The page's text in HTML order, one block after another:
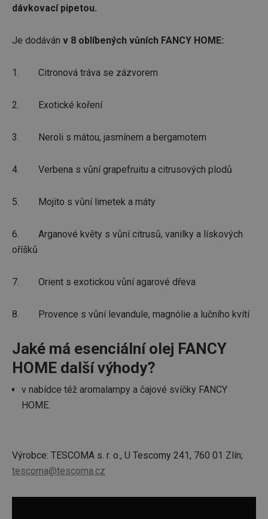
dávkovací pipetou.
Je dodáván v 8 oblíbených vůních FANCY HOME:
1. Citronová tráva se zázvorem
2. Exotické koření
3. Neroli s mátou, jasmínem a bergamotem
4. Verbena s vůní grapefruitu a citrusových plodů
5. Mojito s vůní limetek a máty
6. Arganové květy s vůní citrusů, vanilky a lískových
oříšků
7. Orient s exotickou vůní agarové dřeva
8. Provence s vůní levandule, magnólie a lučního kvítí
Jaké má esenciální olej FANCY
HOME další výhody?
v nabídce též aromalampy a čajové svíčky FANCY
HOME.
Výrobce: TESCOMA s. r. o., U Tescomy 241, 760 01 Zlín;
tescoma@tescoma.cz